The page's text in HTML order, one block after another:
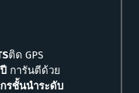
ติด GPS
การันตีด้วย
รชั้นนำระดับ